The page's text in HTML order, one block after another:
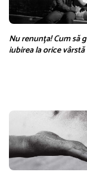
Nu renunța! Cum să
iubirea la orice vârstă